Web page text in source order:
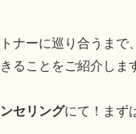
ナーに巡り合うまで
ることをご紹介しま
セリングにて！まず